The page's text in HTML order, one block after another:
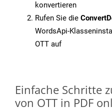
konvertieren
Rufen Sie die
WordsApi-
OTT auf
Einfache Schritte
von OTT in PDF